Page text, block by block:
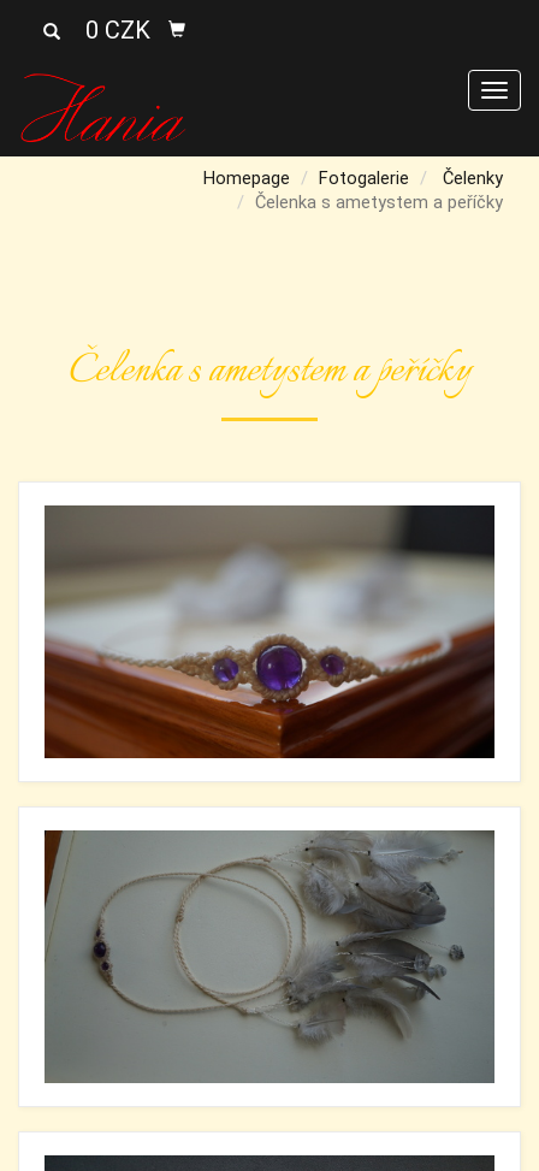
0 CZK
Homepage Fotogalerie
Čelenky
Čelenka s ametystem a peříčky
Čelenka s ametystem a peříčky